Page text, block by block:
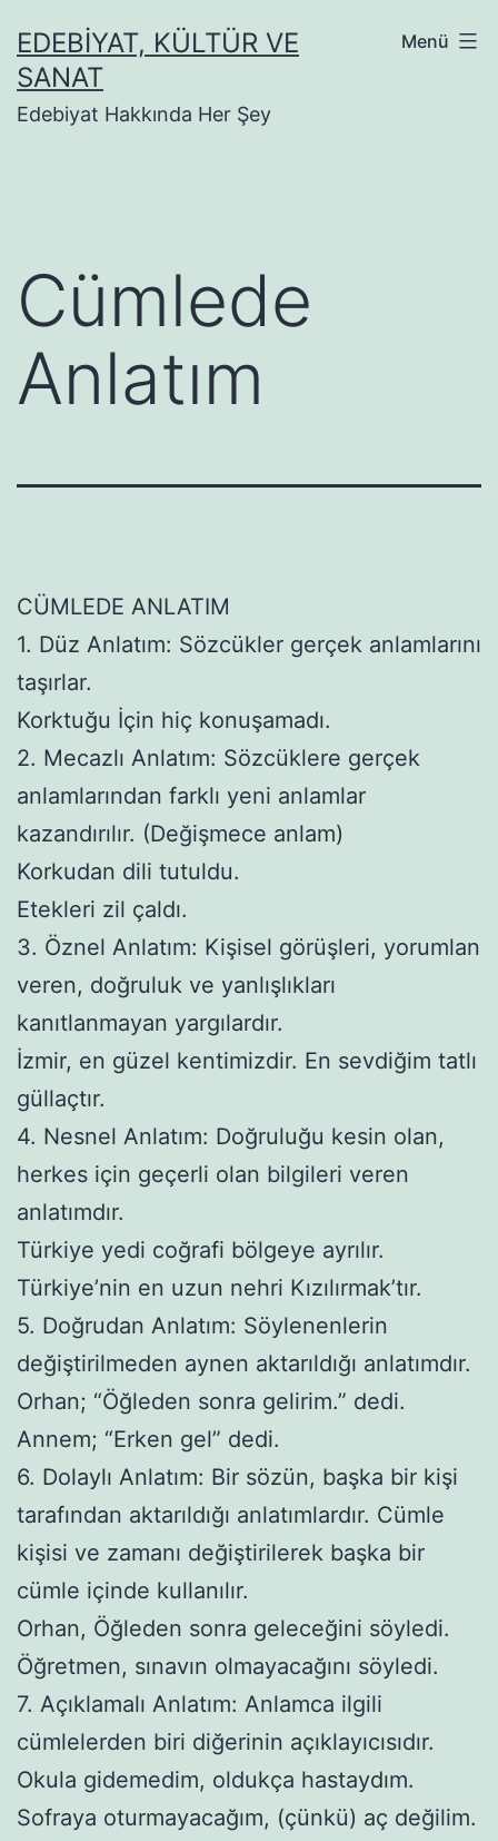
geçEDEBIYAT, KÜLTÜR VE
SANAT
Edebiyat Hakkında Her Şey
Menü
Cümlede
Anlatım
CÜMLEDE ANLATIM
1. Düz Anlatım: Sözcükler gerçek anlamlarını
taşırlar.
Korktuğu İçin hiç konuşamadı.
2. Mecazlı Anlatım: Sözcüklere gerçek
anlamlarından farklı yeni anlamlar
kazandırılır. (Değişmece anlam)
Korkudan dili tutuldu.
Etekleri zil çaldı.
3. Öznel Anlatım: Kişisel görüşleri, yorumlan
veren, doğruluk ve yanlışlıkları
kanıtlanmayan yargılardır.
İzmir, en güzel kentimizdir. En sevdiğim tatlı
güllaçtır.
4. Nesnel Anlatım: Doğruluğu kesin olan,
herkes için geçerli olan bilgileri veren
anlatımdır.
Türkiye yedi coğrafi bölgeye ayrılır.
Türkiye’nin en uzun nehri Kızılırmak’tır.
5. Doğrudan Anlatım: Söylenenlerin
değiştirilmeden aynen aktarıldığı anlatımdır.
Orhan; “Öğleden sonra gelirim.” dedi.
Annem; “Erken gel” dedi.
6. Dolaylı Anlatım: Bir sözün, başka bir kişi
tarafından aktarıldığı anlatımlardır. Cümle
kişisi ve zamanı değiştirilerek başka bir
cümle içinde kullanılır.
Orhan, Öğleden sonra geleceğini söyledi.
Öğretmen, sınavın olmayacağını söyledi.
7. Açıklamalı Anlatım: Anlamca ilgili
cümlelerden biri diğerinin açıklayıcısıdır.
Okula gidemedim, oldukça hastaydım.
Sofraya oturmayacağım, (çünkü) aç değilim.